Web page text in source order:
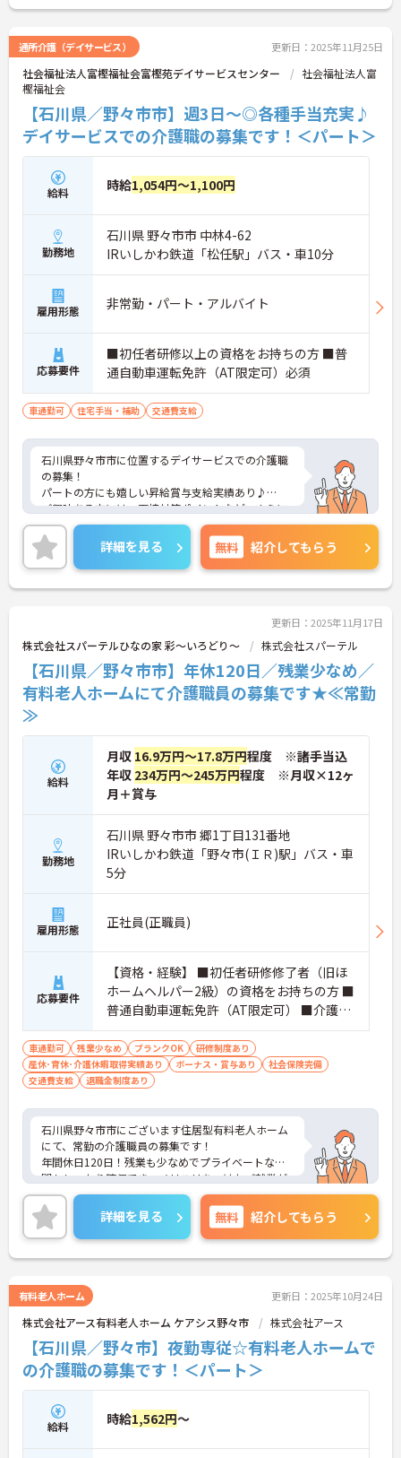
通所介護（デイサービス） 更新日：2025年11月25日
社会福祉法人富樫福祉会富樫苑デイサービスセンター
社会福祉法人富
樫福祉会
【石川県／野々市市】週3日～◎各種手当充実♪
デイサービスでの介護職の募集です！＜パート＞
給料 時給1,054円～1,100円
勤務地
石川県 野々市市 中林4-62
IRいしかわ鉄道「松任駅」バス・車10分
雇用形態 非常勤・パート・アルバイト
応募要件
■初任者研修以上の資格をお持ちの方 ■普
通自動車運転免許（AT限定可）必須
車通勤可 住宅手当・補助 交通費支給
石川県野々市市に位置するデイサービスでの介護職
の募集！
パートの方にも嬉しい昇給賞与支給実績あり♪
ご興味ある方には、面接対策ポイントなど、さらに
詳細をお話しいたしますのでお気軽にご相談くださ
い！
詳細を見る 無料 紹介してもらう
更新日：2025年11月17日
株式会社スパーテルひなの家 彩～いろどり～ 株式会社スパーテル
【石川県／野々市市】年休120日／残業少なめ／
有料老人ホームにて介護職員の募集です★≪常勤
≫
給料
月収 16.9万円～17.8万円程度 ※諸手当込
年収 234万円～245万円程度 ※月収×12ヶ
月＋賞与
勤務地
石川県 野々市市 郷1丁目131番地
IRいしかわ鉄道「野々市(ＩＲ)駅」バス・車
5分
雇用形態 正社員(正職員)
応募要件
【資格・経験】 ■初任者研修修了者（旧ほ
ホームヘルパー2級）の資格をお持ちの方 ■
普通自動車運転免許（AT限定可） ■介護施
設での勤務経験がある方
車通勤可 残業少なめ ブランクOK
研修制度あり
産休･育休･介護休暇取得実績あり
ボーナス・賞与あり
社会保険完備
交通費支給
退職金制度あり
石川県野々市市にございます住居型有料老人ホーム
にて、常勤の介護職員の募集です！
年間休日120日！残業も少なめでプライベートな時
間もしっかり確保でき、メリハリをつけたご就業が
可能です◎
研修制度もあり、働きながらスキルアップできるの
もおすすめポイントです♪
ご興味ある方には、面接対策ポイントなど、さらに
詳細をお話しいたしますのでお気軽にご相談くださ
詳細を見る 無料 紹介してもらう
有料老人ホーム 更新日：2025年10月24日
株式会社アース有料老人ホーム ケアシス野々市 株式会社アース
【石川県／野々市】夜勤専従☆有料老人ホームで
の介護職の募集です！＜パート＞
給料 時給1,562円～